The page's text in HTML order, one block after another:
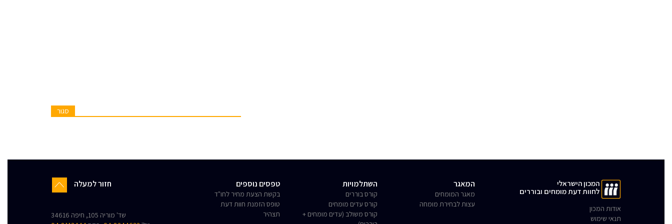
סגור
המכון הישראלי
לחוות דעת מומחים ובוררים
אודות המכון
תנאי שימוש
המאגר
מאגר המומחים
עצות לבחירת מומחה
השתלמויות
קורס בוררים
קורס עדים מומחים
קורס משולב (עדים מומחים +
טפסים נוספים
בקשת הצעת מחיר לחו"ד
טופס הזמנת חוות דעת
תצהיר
חזור למעלה
שד' מוריה 105, חיפה 34616